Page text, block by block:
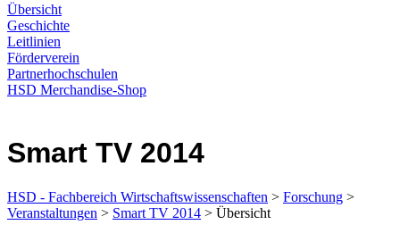
Übersicht
Geschichte
Leitlinien
Förderverein
Partnerhochschulen
HSD Merchandise-Shop
Smart TV 2014
HSD - Fachbereich Wirtschaftswissenschaften > Forschung >
Veranstaltungen > Smart TV 2014 > Übersicht